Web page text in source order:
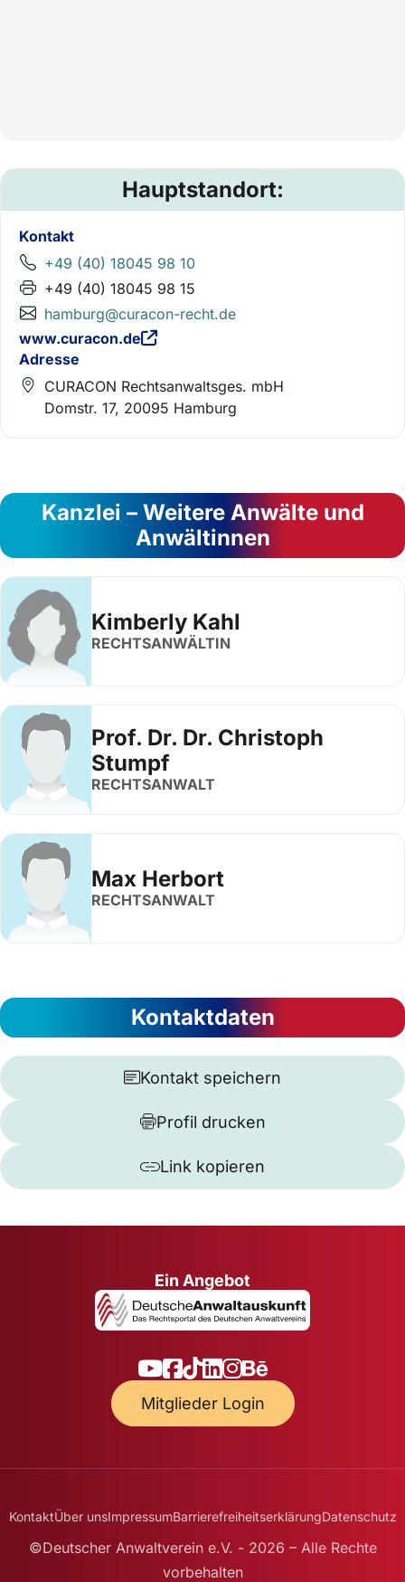
Hauptstandort:
Kontakt
+49 (40) 18045 98 10
+49 (40) 18045 98 15
hamburg@curacon-recht.de
www.curacon.de
Adresse
CURACON Rechtsanwaltsges. mbH
Domstr. 17, 20095 Hamburg
Kanzlei – Weitere Anwälte und
Anwältinnen
Kimberly Kahl
RECHTSANWÄLTIN
Prof. Dr. Dr. Christoph
Stumpf
RECHTSANWALT
Max Herbort
RECHTSANWALT
Kontaktdaten
Kontakt speichern
Profil drucken
Link kopieren
Ein Angebot
Mitglieder Login
KontaktÜber unsImpressumBarrierefreiheitserklärungDatenschutz
©Deutscher Anwaltverein e.V. - 2026 – Alle Rechte
vorbehalten